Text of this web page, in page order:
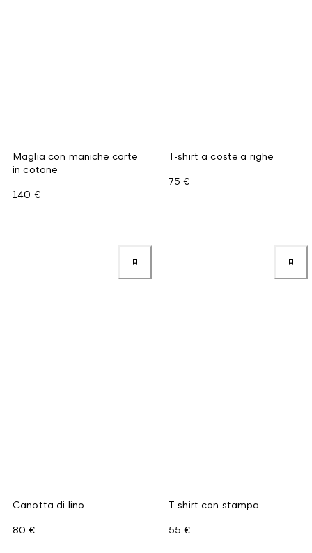
Maglia con maniche corte
in cotone
140 €
T-shirt a coste a righe
75 €
Canotta di lino
80 €
T-shirt con stampa
55 €